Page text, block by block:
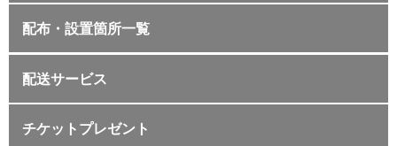
配布・設置箇所一覧
配送サービス
チケットプレゼント